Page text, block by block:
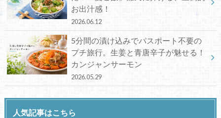
お出汁感！
2026.06.12
5分間の漬け込みでパスポート不要の
プチ旅行。生姜と青唐辛子が魅せる！
カンジャンサーモン
2026.05.29
人気記事はこちら